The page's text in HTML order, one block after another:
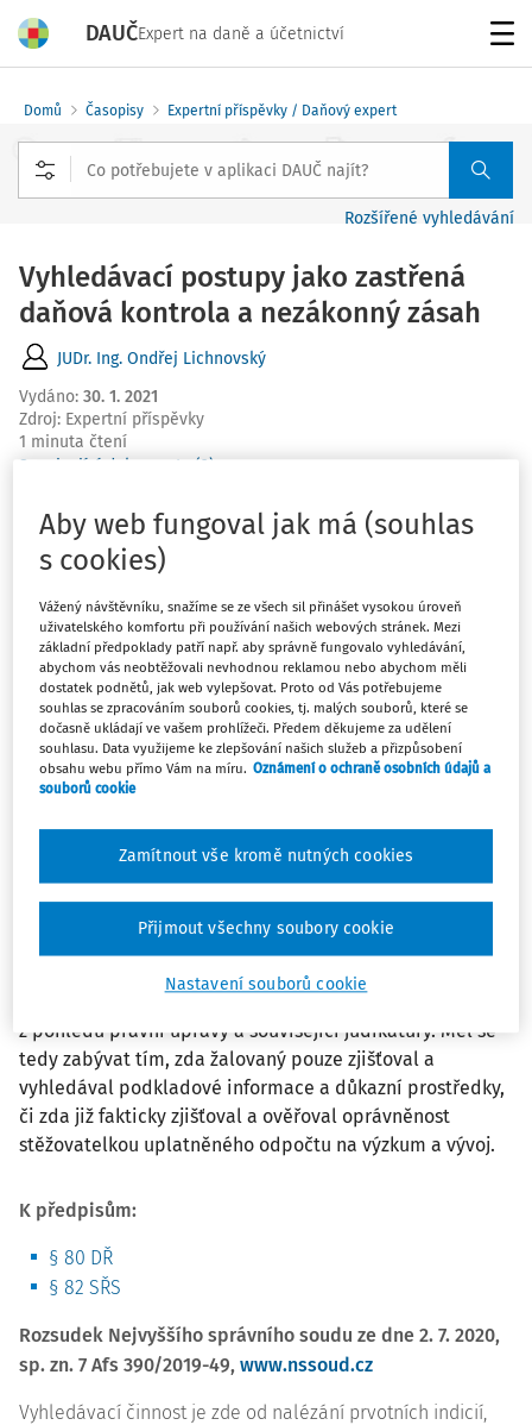
DAUČExpert na daně a účetnictví
Domů Časopisy Expertní příspěvky / Daňový expert
Rozšířené vyhledávání
Vyhledávací postupy jako zastřená
daňová kontrola a nezákonný zásah
JUDr. Ing. Ondřej Lichnovský
Vydáno: 30. 1. 2021
Zdroj: Expertní příspěvky
1 minuta čtení
Související dokumenty (2)
Jinými slovy, i v případě vyžádání menšího množství
podkladů (než celého účetnictví) a kontrolování menšího
rozsahu okolností (než jen všech aspektů daňové
povinnosti) může za splnění podmínek akcentovaných
rozsudkem sp. zn. 4 Afs 14/2017 (a zprostředkovaně
rozsudkem sp. zn. 1 Afs 70/2004) dojít k překročení mezí
vyhledávací činnosti a místního šetření. Bude tak tomu v
těch situacích, kdy správce daně namísto pouhého
zjišťování podkladových informací a „mapování terénu“
provádí ve své podstatě již zjišťování a ověřování
Krajský soud tedy pochybil, odmítl-li tvrzení
stěžovatelky stran nesprávného využití institutu místního
šetření pouze s poukazem na to, že po stěžovatelce
nebylo správcem daně požadováno kompletní účetnictví
(a toto nebylo kontrolováno ve vztahu k její celkové
daňové povinnosti). Namísto tohoto povšechného závěru
z pohledu právní úpravy a související judikatury. Měl se
tedy zabývat tím, zda žalovaný pouze zjišťoval a
vyhledával podkladové informace a důkazní prostředky,
či zda již fakticky zjišťoval a ověřoval oprávněnost
stěžovatelkou uplatněného odpočtu na výzkum a vývoj.
K předpisům:
§ 80 DŘ
§ 82 SŘS
Rozsudek Nejvyššího správního soudu ze dne 2. 7. 2020,
sp. zn. 7 Afs 390/2019-49, www.nssoud.cz
Vyhledávací činnost je zde od nalézání prvotních indicií,
Aby web fungoval jak má (souhlas
s cookies)
Vážený návštěvníku, snažíme se ze všech sil přinášet vysokou úroveň
uživatelského komfortu při používání našich webových stránek. Mezi
základní předpoklady patří např. aby správně fungovalo vyhledávání,
abychom vás neobtěžovali nevhodnou reklamou nebo abychom měli
dostatek podnětů, jak web vylepšovat. Proto od Vás potřebujeme
souhlas se zpracováním souborů cookies, tj. malých souborů, které se
dočasně ukládají ve vašem prohlížeči. Předem děkujeme za udělení
souhlasu. Data využijeme ke zlepšování našich služeb a přizpůsobení
obsahu webu přímo Vám na míru. Oznámení o ochraně osobních údajů a
souborů cookie
Nastavení souborů cookie
Zamítnout vše kromě nutných cookies
Přijmout všechny soubory cookie